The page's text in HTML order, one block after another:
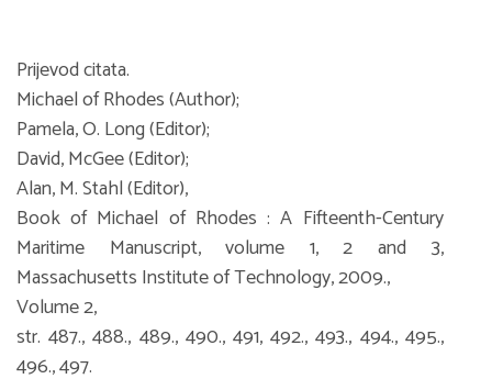
Prijevod citata.
Michael of Rhodes (Author);
Pamela, O. Long (Editor);
David, McGee (Editor);
Alan, M. Stahl (Editor),
Book of Michael of Rhodes : A Fifteenth-Century
Maritime Manuscript, volume 1, 2 and 3,
Massachusetts Institute of Technology, 2009.,
Volume 2,
str. 487., 488., 489., 490., 491, 492., 493., 494., 495.,
496., 497.